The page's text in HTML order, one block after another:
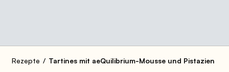
Rezepte Tartines mit aeQuilibrium-Mousse und Pistazien